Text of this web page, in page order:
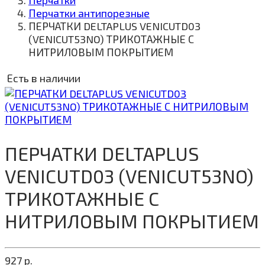
Перчатки антипорезные
ПЕРЧАТКИ DELTAPLUS VENICUTD03
(VENICUT53NO) ТРИКОТАЖНЫЕ С
НИТРИЛОВЫМ ПОКРЫТИЕМ
Есть в наличии
ПЕРЧАТКИ DELTAPLUS
VENICUTD03 (VENICUT53NO)
ТРИКОТАЖНЫЕ С
НИТРИЛОВЫМ ПОКРЫТИЕМ
927 р.